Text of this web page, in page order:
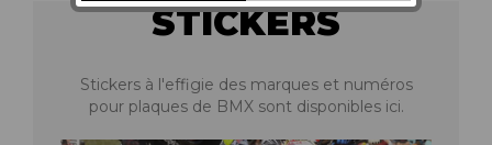
STICKERS
Stickers à l'effigie des marques et numéros
pour plaques de BMX sont disponibles ici.